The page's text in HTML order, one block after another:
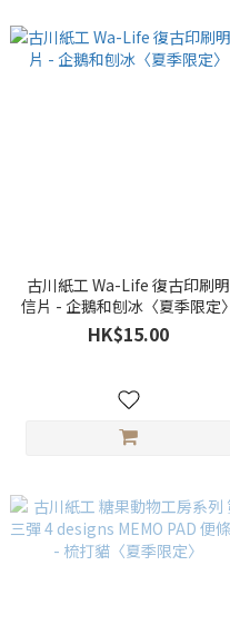
古川紙工 Wa-Life 復古印刷明
信片 - 企鵝和刨冰〈夏季限定〉
HK$15.00